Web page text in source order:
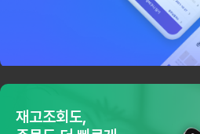
재고조회도,